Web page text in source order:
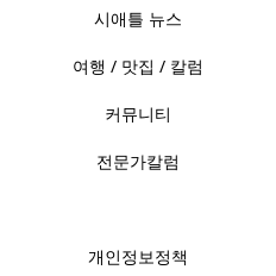
시애틀 뉴스
여행 / 맛집 / 칼럼
커뮤니티
전문가칼럼
개인정보정책